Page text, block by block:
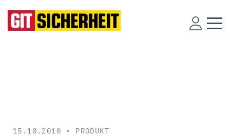
15.10.2010 • PRODUKT